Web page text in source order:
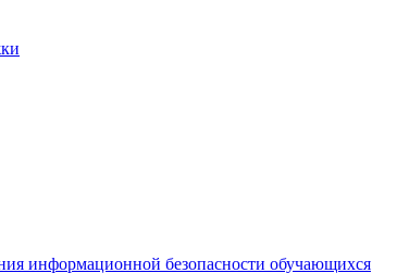
информационной безопасности обучающихся